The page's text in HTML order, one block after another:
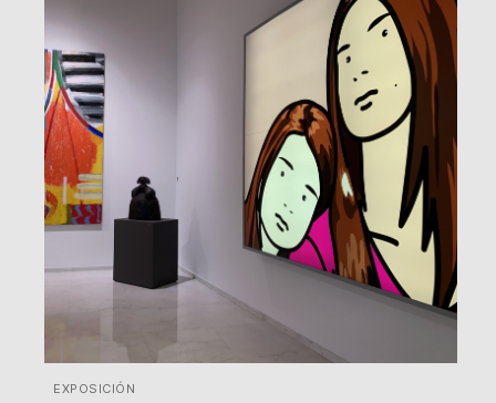
EXPOSICIÓN